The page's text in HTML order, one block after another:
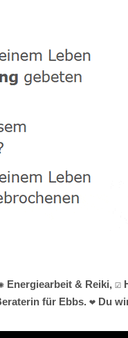
& Reiki,
für Ebbs. ❤ Du